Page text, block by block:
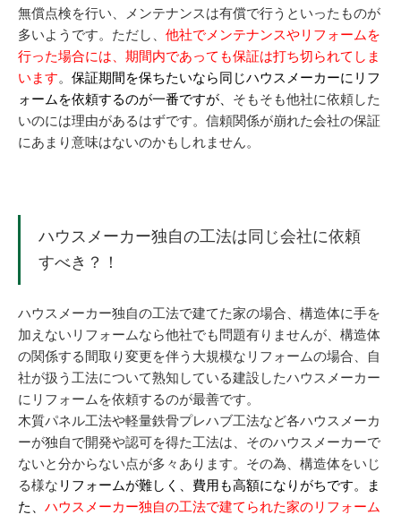
無償点検を行い、メンテナンスは有償で行うといったものが
多いようです。ただし、 他社でメンテナンスやリフォームを
行った場合には、期間内であっても保証は打ち切られてしま
います。 保証期間を保ちたいなら同じハウスメーカーにリフ
ォームを依頼するのが一番ですが、 そもそも他社に依頼した
いのには理由があるはずです。信頼関係が崩れた会社の保証
にあまり意味はないのかもしれません。
ハウスメーカー独自の工法は同じ会社に依頼
すべき？！
ハウスメーカー独自の工法で建てた家の場合、構造体に手を
加えないリフォームなら他社でも問題有りませんが、構造体
の関係する間取り変更を伴う大規模なリフォームの場合、自
社が扱う工法について熟知している建設したハウスメーカー
にリフォームを依頼するのが最善です。
木質パネル工法や軽量鉄骨プレハブ工法など各ハウスメーカ
ーが独自で開発や認可を得た工法は、そのハウスメーカーで
ないと分からない点が多々あります。その為、構造体をいじ
る様な リフォームが難しく、費用も高額になりがちです。ま
た、 ハウスメーカー独自の工法で建てられた家のリフォーム